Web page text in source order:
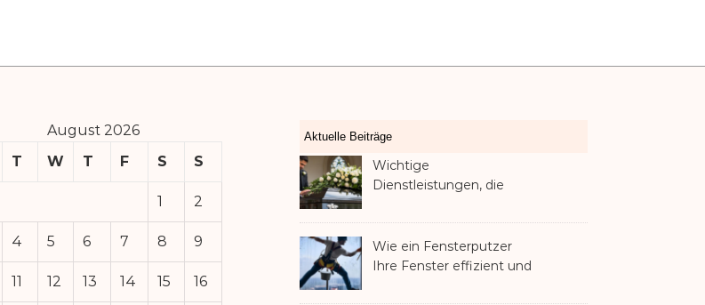
August 2026
T W T F S S
1 2
4 5 6 7 8 9
11 12 13 14 15 16
Aktuelle Beiträge
Wichtige
Dienstleistungen, die
Verlust eines geliebten
Menschen helfen können
Wie ein Fensterputzer
Ihre Fenster effizient und